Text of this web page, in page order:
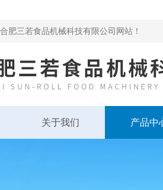
肥三若食品机械科技有限公司网站！
关于我们 产品中